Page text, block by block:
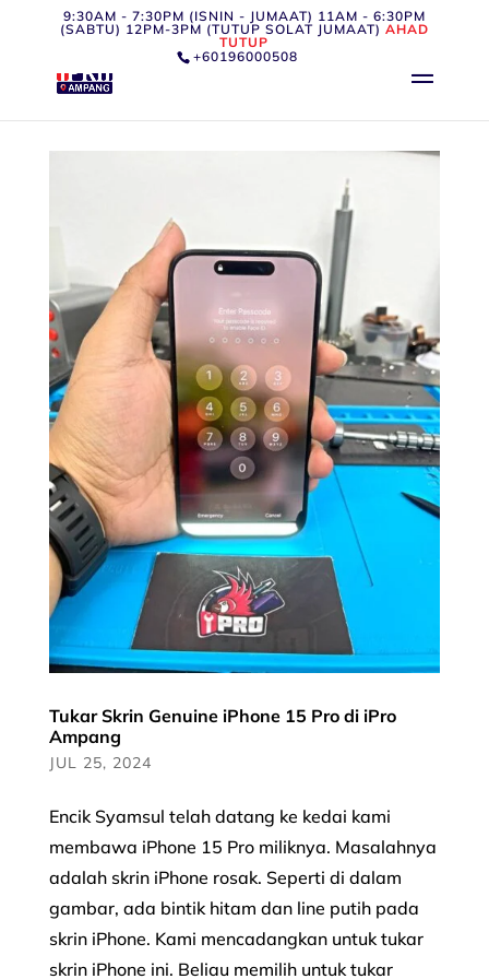
9:30AM - 7:30PM (ISNIN - JUMAAT) 11AM - 6:30PM
(SABTU) 12PM-3PM (TUTUP SOLAT JUMAAT) AHAD
TUTUP
+60196000508
Tukar Skrin Genuine iPhone 15 Pro di iPro
Ampang
JUL 25, 2024
Encik Syamsul telah datang ke kedai kami
membawa iPhone 15 Pro miliknya. Masalahnya
adalah skrin iPhone rosak. Seperti di dalam
gambar, ada bintik hitam dan line putih pada
skrin iPhone. Kami mencadangkan untuk tukar
skrin iPhone ini. Beliau memilih untuk tukar